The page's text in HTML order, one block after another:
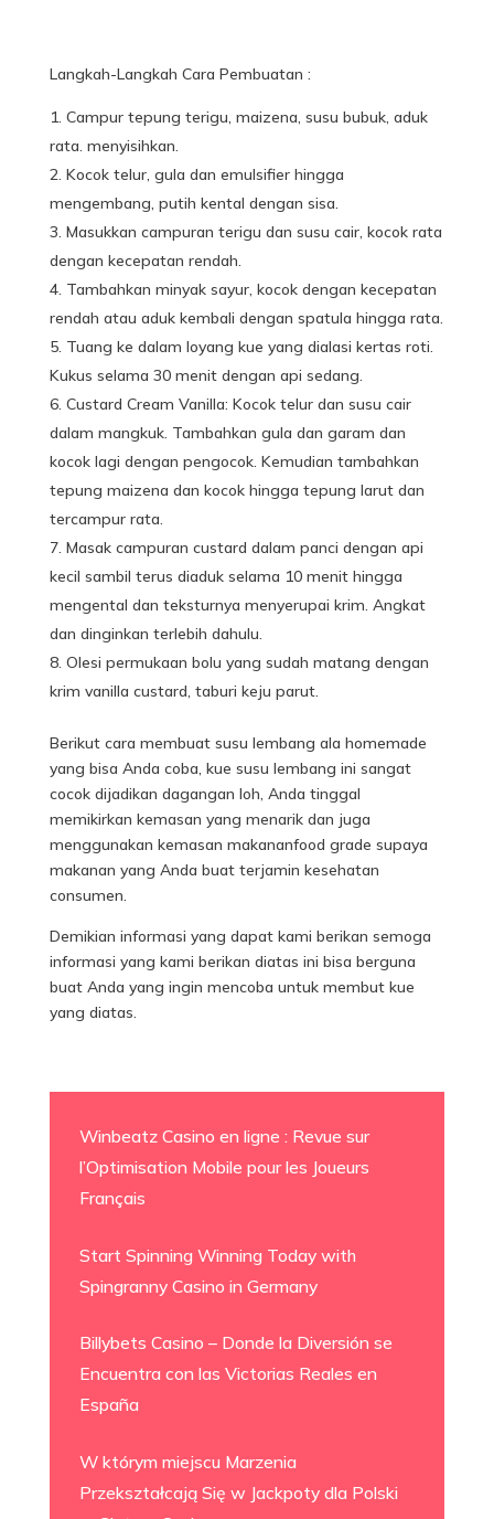
Langkah-Langkah Cara Pembuatan :
Campur tepung terigu, maizena, susu bubuk, aduk
rata. menyisihkan.
Kocok telur, gula dan emulsifier hingga
mengembang, putih kental dengan sisa.
Masukkan campuran terigu dan susu cair, kocok rata
dengan kecepatan rendah.
Tambahkan minyak sayur, kocok dengan kecepatan
rendah atau aduk kembali dengan spatula hingga rata.
Tuang ke dalam loyang kue yang dialasi kertas roti.
Kukus selama 30 menit dengan api sedang.
Custard Cream Vanilla: Kocok telur dan susu cair
dalam mangkuk. Tambahkan gula dan garam dan
kocok lagi dengan pengocok. Kemudian tambahkan
tepung maizena dan kocok hingga tepung larut dan
tercampur rata.
Masak campuran custard dalam panci dengan api
kecil sambil terus diaduk selama 10 menit hingga
mengental dan teksturnya menyerupai krim. Angkat
dan dinginkan terlebih dahulu.
Olesi permukaan bolu yang sudah matang dengan
krim vanilla custard, taburi keju parut.
Berikut cara membuat susu lembang ala homemade
yang bisa Anda coba, kue susu lembang ini sangat
cocok dijadikan dagangan loh, Anda tinggal
memikirkan kemasan yang menarik dan juga
menggunakan kemasan makananfood grade supaya
makanan yang Anda buat terjamin kesehatan
consumen.
Demikian informasi yang dapat kami berikan semoga
informasi yang kami berikan diatas ini bisa berguna
buat Anda yang ingin mencoba untuk membut kue
yang diatas.
Winbeatz Casino en ligne : Revue sur
l’Optimisation Mobile pour les Joueurs
Français
Start Spinning Winning Today with
Spingranny Casino in Germany
Billybets Casino – Donde la Diversión se
Encuentra con las Victorias Reales en
España
W którym miejscu Marzenia
Przekształcają Się w Jackpoty dla Polski